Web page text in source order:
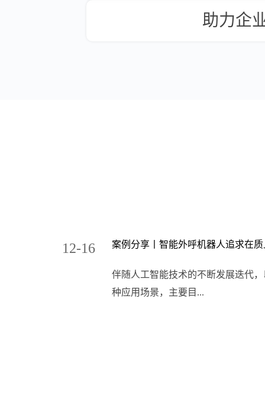
助力企
12-16 案例分享丨智能外呼机器人追求在
伴随人工智能技术的不断发展迭代
种应用场景，主要目...